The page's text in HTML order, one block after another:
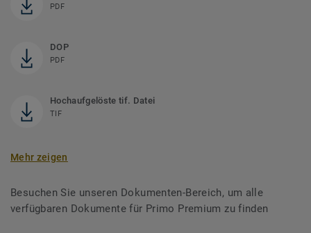
PDF
DOP
PDF
Hochaufgelöste tif. Datei
TIF
Mehr zeigen
Besuchen Sie unseren Dokumenten-Bereich, um alle
verfügbaren Dokumente für Primo Premium zu finden